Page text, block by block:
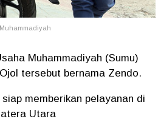
Muhammadiyah (Sumu)
tersebut bernama Zendo.
memberikan pelayanan di
Utara